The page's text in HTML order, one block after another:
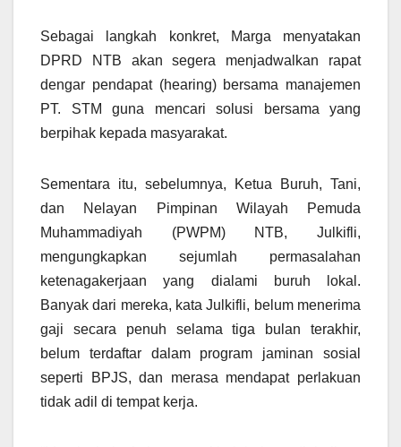
Sebagai langkah konkret, Marga menyatakan
DPRD NTB akan segera menjadwalkan rapat
dengar pendapat (hearing) bersama manajemen
PT. STM guna mencari solusi bersama yang
berpihak kepada masyarakat.
Sementara itu, sebelumnya, Ketua Buruh, Tani,
dan Nelayan Pimpinan Wilayah Pemuda
Muhammadiyah (PWPM) NTB, Julkifli,
mengungkapkan sejumlah permasalahan
ketenagakerjaan yang dialami buruh lokal.
Banyak dari mereka, kata Julkifli, belum menerima
gaji secara penuh selama tiga bulan terakhir,
belum terdaftar dalam program jaminan sosial
seperti BPJS, dan merasa mendapat perlakuan
tidak adil di tempat kerja.